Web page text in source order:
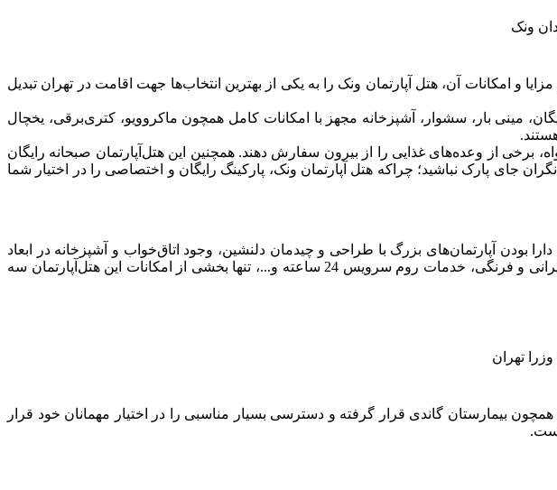
هتل در کنار سایر مزایا و امکانات آن، هتل‌ آپارتمان ونک را به یکی از بهترین انتخاب‌ها جهت اقامت در تهران تبدیل
مینی بار، سشوار، آشپزخانه مجهز با امکانات کامل همچون ماکروویو، کتری‌برقی، یخچال
برخی از وعده‌های غذایی را از بیرون سفارش دهند. همچنین این هتل‌آپارتمان صبحانه رایگان
جای پارک نباشید؛ چراکه هتل‌ آپارتمان ونک، پارکینگ رایگان و اختصاصی را در اختیار شما
بودن آپارتمان‌های بزرگ با طراحی و چیدمان دلنشین، وجود اتاق‌خواب و آشپزخانه در ابعاد
مختلف، وسایل کامل آشپزخانه، برخورد حرفه‌ای و مؤدبانه پرسنل، وجود رستوران و کافی‌شاپ با منوی متنوع ایرانی و فرنگی، خدمات روم سرویس 24 ساعته و...، تنها بخشی از امکانات این هتل‌آپارتمان سه
مهم شهر تهران همچون بیمارستان گاندی قرار گرفته و دسترسی بسیار مناسبی را در اختیار مهمانان خود قرار